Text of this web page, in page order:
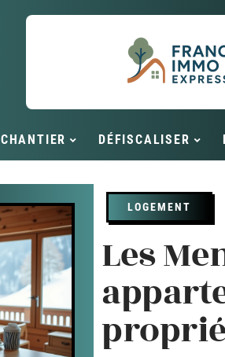
CHANTIER DÉFISCALISER
LOGEMENT
Les